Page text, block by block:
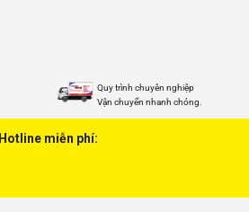
Quy trình chuyên nghiệp
Vận chuyển nhanh chóng.
Hotline miễn phí: